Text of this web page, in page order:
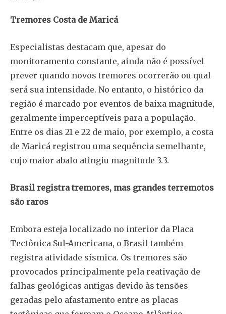
Tremores Costa de Maricá
Especialistas destacam que, apesar do
monitoramento constante, ainda não é possível
prever quando novos tremores ocorrerão ou qual
será sua intensidade. No entanto, o histórico da
região é marcado por eventos de baixa magnitude,
geralmente imperceptíveis para a população.
Entre os dias 21 e 22 de maio, por exemplo, a costa
de Maricá registrou uma sequência semelhante,
cujo maior abalo atingiu magnitude 3.3.
Brasil registra tremores, mas grandes terremotos
são raros
Embora esteja localizado no interior da Placa
Tectônica Sul-Americana, o Brasil também
registra atividade sísmica. Os tremores são
provocados principalmente pela reativação de
falhas geológicas antigas devido às tensões
geradas pelo afastamento entre as placas